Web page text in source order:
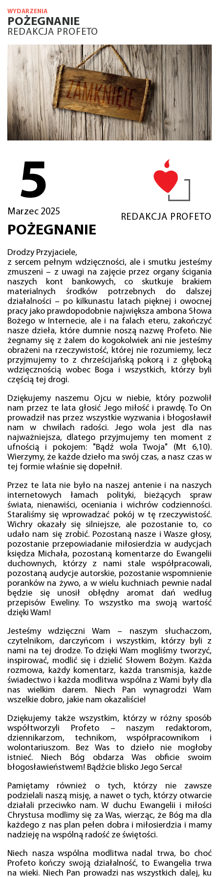
WYDARZENIA
POŻEGNANIE
REDAKCJA PROFETO
5
Marzec 2025
REDAKCJA PROFETO
POŻEGNANIE
Drodzy Przyjaciele,
z sercem pełnym wdzięczności, ale i smutku jesteśmy
zmuszeni – z uwagi na zajęcie przez organy ścigania
naszych kont bankowych, co skutkuje brakiem
materialnych środków potrzebnych do dalszej
działalności – po kilkunastu latach pięknej i owocnej
pracy jako prawdopodobnie największa ambona Słowa
Bożego w Internecie, ale i na falach eteru, zakończyć
nasze dzieła, które dumnie noszą nazwę Profeto. Nie
żegnamy się z żalem do kogokolwiek ani nie jesteśmy
obrażeni na rzeczywistość, której nie rozumiemy, lecz
przyjmujemy to z chrześcijańską pokorą i z głęboką
wdzięcznością wobec Boga i wszystkich, którzy byli
częścią tej drogi.
Dziękujemy naszemu Ojcu w niebie, który pozwolił
nam przez te lata głosić Jego miłość i prawdę. To On
prowadził nas przez wszystkie wyzwania i błogosławił
nam w chwilach radości. Jego wola jest dla nas
najważniejsza, dlatego przyjmujemy ten moment z
ufnością i pokojem: "Bądź wola Twoja" (Mt 6,10).
Wierzymy, że każde dzieło ma swój czas, a nasz czas w
tej formie właśnie się dopełnił.
Przez te lata nie było na naszej antenie i na naszych
internetowych łamach polityki, bieżących spraw
świata, nienawiści, oceniania i wichrów codzienności.
Staraliśmy się wprowadzać pokój w tę rzeczywistość.
Wichry okazały się silniejsze, ale pozostanie to, co
udało nam się zrobić. Pozostaną nasze i Wasze głosy,
pozostanie przepowiadanie miłosierdzia w audycjach
księdza Michała, pozostaną komentarze do Ewangelii
duchownych, którzy z nami stale współpracowali,
pozostaną audycje autorskie, pozostanie wspomnienie
poranków na żywo, a w wielu kuchniach pewnie nadal
będzie się unosił obłędny aromat dań według
przepisów Eweliny. To wszystko ma swoją wartość
dzięki Wam!
Jesteśmy wdzięczni Wam – naszym słuchaczom,
czytelnikom, darczyńcom i wszystkim, którzy byli z
nami na tej drodze. To dzięki Wam mogliśmy tworzyć,
inspirować, modlić się i dzielić Słowem Bożym. Każda
rozmowa, każdy komentarz, każda transmisja, każde
świadectwo i każda modlitwa wspólna z Wami były dla
nas wielkim darem. Niech Pan wynagrodzi Wam
wszelkie dobro, jakie nam okazaliście!
Dziękujemy także wszystkim, którzy w różny sposób
współtworzyli Profeto – naszym redaktorom,
dziennikarzom, technikom, współpracownikom i
wolontariuszom. Bez Was to dzieło nie mogłoby
istnieć. Niech Bóg obdarza Was obficie swoim
błogosławieństwem! Bądźcie blisko Jego Serca!
Pamiętamy również o tych, którzy nie zawsze
podzielali naszą misję, a nawet o tych, którzy otwarcie
działali przeciwko nam. W duchu Ewangelii i miłości
Chrystusa modlimy się za Was, wierząc, że Bóg ma dla
każdego z nas plan pełen dobra i miłosierdzia i mamy
nadzieję na wspólną radość ze świętości.
Niech nasza wspólna modlitwa nadal trwa, bo choć
Profeto kończy swoją działalność, to Ewangelia trwa
na wieki. Niech Pan prowadzi nas wszystkich dalej, ku